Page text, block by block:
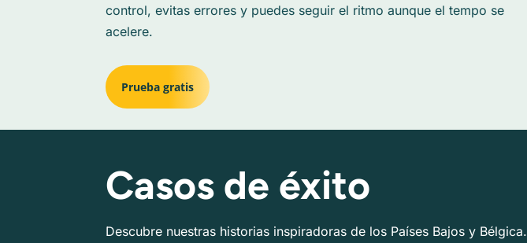
control, evitas errores y puedes seguir el ritmo aunque el tempo se
acelere.
Prueba gratis
Casos de éxito
Descubre nuestras historias inspiradoras de los Países Bajos y Bélgica.